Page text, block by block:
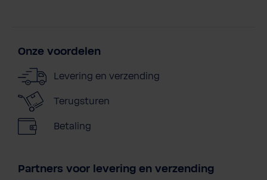
Onze voordelen
Levering en verzending
Terugsturen
Betaling
Partners voor levering en verzending